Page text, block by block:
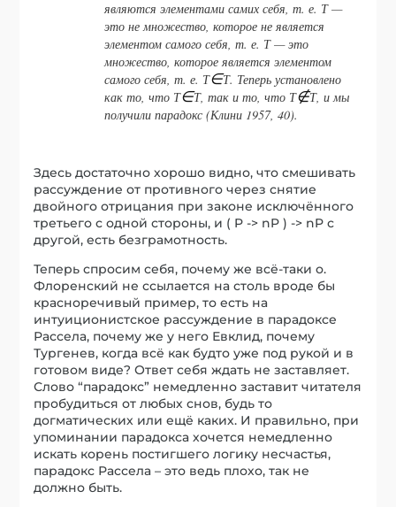
являются элементами самих себя, т. е. Т —
это не множество, которое не является
элементом самого себя, т. е. Т — это
множество, которое является элементом
самого себя, т. е. Т∈Т. Теперь установлено
как то, что Т∈Т, так и то, что Т∉Т, и мы
получили парадокс (Клини 1957, 40).
Здесь достаточно хорошо видно, что смешивать
рассуждение от противного через снятие
двойного отрицания при законе исключённого
третьего с одной стороны, и ( P -> nP ) -> nP с
другой, есть безграмотность.
Теперь спросим себя, почему же всё-таки о.
Флоренский не ссылается на столь вроде бы
красноречивый пример, то есть на
интуиционистское рассуждение в парадоксе
Рассела, почему же у него Евклид, почему
Тургенев, когда всё как будто уже под рукой и в
готовом виде? Ответ себя ждать не заставляет.
Слово “парадокс” немедленно заставит читателя
пробудиться от любых снов, будь то
догматических или ещё каких. И правильно, при
упоминании парадокса хочется немедленно
искать корень постигшего логику несчастья,
парадокс Рассела – это ведь плохо, так не
должно быть.